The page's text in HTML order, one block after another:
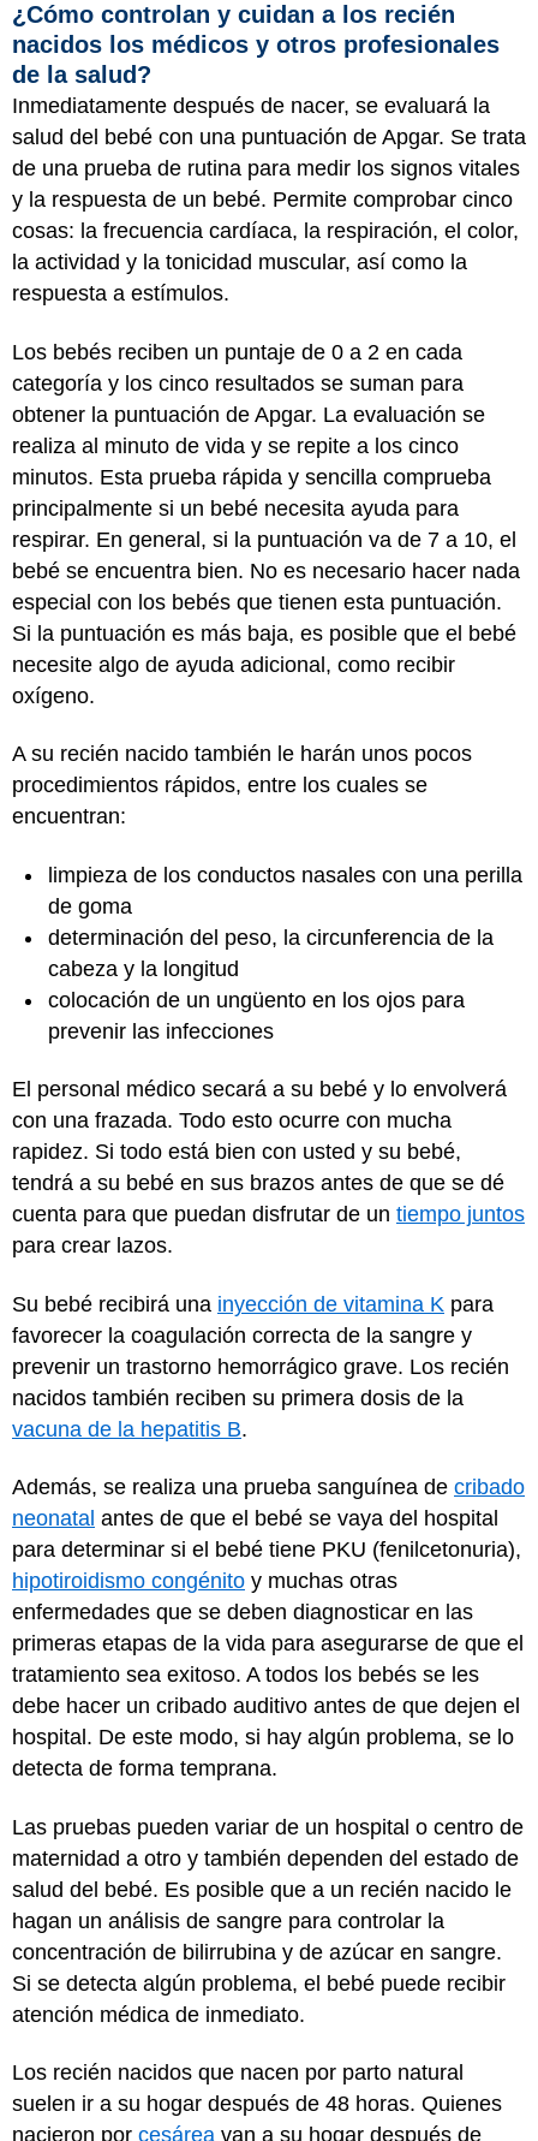
¿Cómo controlan y cuidan a los recién
nacidos los médicos y otros profesionales
de la salud?
Inmediatamente después de nacer, se evaluará la
salud del bebé con una puntuación de Apgar. Se trata
de una prueba de rutina para medir los signos vitales
y la respuesta de un bebé. Permite comprobar cinco
cosas: la frecuencia cardíaca, la respiración, el color,
la actividad y la tonicidad muscular, así como la
respuesta a estímulos.
Los bebés reciben un puntaje de 0 a 2 en cada
categoría y los cinco resultados se suman para
obtener la puntuación de Apgar. La evaluación se
realiza al minuto de vida y se repite a los cinco
minutos. Esta prueba rápida y sencilla comprueba
principalmente si un bebé necesita ayuda para
respirar. En general, si la puntuación va de 7 a 10, el
bebé se encuentra bien. No es necesario hacer nada
especial con los bebés que tienen esta puntuación.
Si la puntuación es más baja, es posible que el bebé
necesite algo de ayuda adicional, como recibir
oxígeno.
A su recién nacido también le harán unos pocos
procedimientos rápidos, entre los cuales se
encuentran:
limpieza de los conductos nasales con una perilla
de goma
determinación del peso, la circunferencia de la
cabeza y la longitud
colocación de un ungüento en los ojos para
prevenir las infecciones
El personal médico secará a su bebé y lo envolverá
con una frazada. Todo esto ocurre con mucha
rapidez. Si todo está bien con usted y su bebé,
tendrá a su bebé en sus brazos antes de que se dé
cuenta para que puedan disfrutar de un tiempo juntos
para crear lazos.
Su bebé recibirá una inyección de vitamina K para
favorecer la coagulación correcta de la sangre y
prevenir un trastorno hemorrágico grave. Los recién
nacidos también reciben su primera dosis de la
vacuna de la hepatitis B.
Además, se realiza una prueba sanguínea de cribado
neonatal antes de que el bebé se vaya del hospital
para determinar si el bebé tiene PKU (fenilcetonuria),
hipotiroidismo congénito y muchas otras
enfermedades que se deben diagnosticar en las
primeras etapas de la vida para asegurarse de que el
tratamiento sea exitoso. A todos los bebés se les
debe hacer un cribado auditivo antes de que dejen el
hospital. De este modo, si hay algún problema, se lo
detecta de forma temprana.
Las pruebas pueden variar de un hospital o centro de
maternidad a otro y también dependen del estado de
salud del bebé. Es posible que a un recién nacido le
hagan un análisis de sangre para controlar la
concentración de bilirrubina y de azúcar en sangre.
Si se detecta algún problema, el bebé puede recibir
atención médica de inmediato.
Los recién nacidos que nacen por parto natural
suelen ir a su hogar después de 48 horas. Quienes
nacieron por cesárea van a su hogar después de